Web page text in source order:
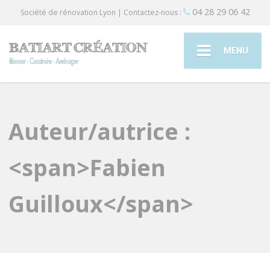
Société de rénovation Lyon | Contactez-nous : 04 28 29 06 42
MENU
Auteur/autrice :
<span>Fabien
Guilloux</span>